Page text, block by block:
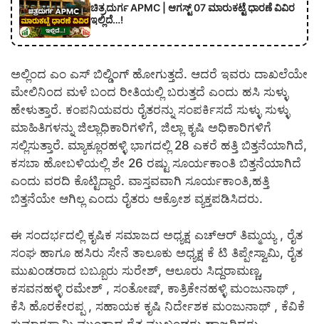
ಚಿತ್ರದುರ್ಗ APMC | ಆಗಸ್ಟ್ 07 ಮಾರುಕಟ್ಟೆ ಧಾರಣೆ ವಿವಿರ
ಇಲ್ಲಿದೆ…!
ಅಲ್ಲಿಂದ ಎಂ ಎಸ್ ಬಿಲ್ಡಿಂಗ್ ಹೋಗುತ್ತದೆ. ಆದರೆ ಇವರು ದಾಖಲೆಯೇ
ಮೇಲಿನಿಂದ ಮಳೆ ಬಂದ ರೀತಿಯಲ್ಲಿ ಬರುತ್ತದೆ ಎಂದು ಹಸಿ ಸುಳ್ಳು
ಹೇಳುತ್ತಾರೆ. ಕಂಪನಿಯವರು ರೈತರನ್ನು ಸಂಪರ್ಕಿಸದೆ ಸುಳ್ಳು ಸುಳ್ಳು
ಮಾಹಿತಿಗಳನ್ನು ಜಿಲ್ಲಾಧಿಕಾರಿಗಳಿಗೆ, ಜಿಲ್ಲಾ ಕೃಷಿ ಅಧಿಕಾರಿಗಳಿಗೆ
ಸಲ್ಲಿಸುತ್ತಾರೆ. ಮ್ಯಾಕ್ಲೂರಹಳ್ಳಿ ಭಾಗದಲ್ಲಿ 28 ಎಕರೆ ಹತ್ತಿ ಬಿತ್ತನೆಯಾಗಿದೆ,
ಕಸಬಾ ಹೋಬಳಿಯಲ್ಲಿ ಶೇ 26 ರಷ್ಟು ಸೂರ್ಯಕಾಂತಿ ಬಿತ್ತನೆಯಾಗಿದೆ
ಎಂದು ವರದಿ ಕೊಟ್ಟಿದ್ದಾರೆ. ವಾಸ್ತವವಾಗಿ ಸೂರ್ಯಕಾಂತಿ,ಹತ್ತಿ
ಬಿತ್ತನೆಯೇ ಆಗಿಲ್ಲ ಎಂದು ರೈತರು ಆಕ್ರೋಶ ವ್ಯಕ್ತಪಡಿಸಿದರು.
ಈ ಸಂದರ್ಭದಲ್ಲಿ ಕೃಷಿಕ ಸಮಾಜದ ಅಧ್ಯಕ್ಷ ಎಚ್ಆರ್ ತಿಮ್ಮಯ್ಯ , ರೈತ
ಸಂಘ ಹಾಗೂ ಹಸಿರು ಸೇನೆ ತಾಲೂಕು ಅಧ್ಯಕ್ಷ ಕೆ ಟಿ ತಿಪ್ಪೇಸ್ವಾಮಿ, ರೈತ
ಮುಖಂಡರಾದ ಬಬ್ಬೂರು ಸುರೇಶ್, ಆಲೂರು ಸಿದ್ದರಾಮಣ್ಣ,
ಕಸವನಹಳ್ಳಿ ರಮೇಶ್ , ಸಂತೋಷ್, ಕಾತ್ರಿಕೇನಹಳ್ಳಿ ಮಂಜುನಾಥ್ ,
ಕೆಸಿ ಹೊರಕೇರಪ್ಪ , ಸಹಾಯಕ ಕೃಷಿ ನಿರ್ದೇಶಕ ಮಂಜುನಾಥ್ , ಕೆವಿಕೆ